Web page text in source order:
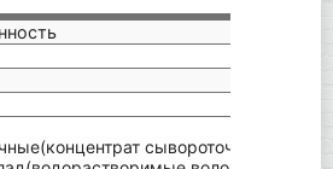
сывороточного белка,